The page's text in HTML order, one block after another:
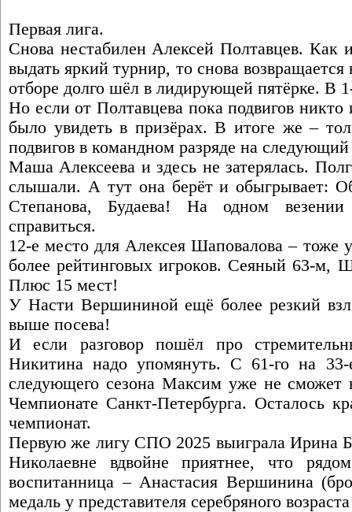
Первая лига.
Снова нестабилен Алексей Полтавцев. Как
выдать яркий турнир, то снова
отборе долго шёл в лидирующей пятёрке. В
Но если от Полтавцева пока подвигов
было увидеть в призёрах. В итоге же –
подвигов в командном разряде на
Маша Алексеева и здесь не затерялась.
слышали. А тут она берёт и обыгрывает:
Степанова, Будаева! На одном
справиться.
12-е место для Алексея Шаповалова – тоже
более рейтинговых игроков. Сеяный 63-м,
Плюс 15 мест!
У Насти Вершининой ещё более резкий
выше посева!
И если разговор пошёл про
Никитина надо упомянуть. С 61-го на
следующего сезона Максим уже не сможет
Чемпионате Санкт-Петербурга. Осталось
чемпионат.
Первую же лигу СПО 2025 выиграла Ирина
Николаевне вдвойне приятнее, что
воспитанница – Анастасия Вершинина
медаль у представителя серебряного